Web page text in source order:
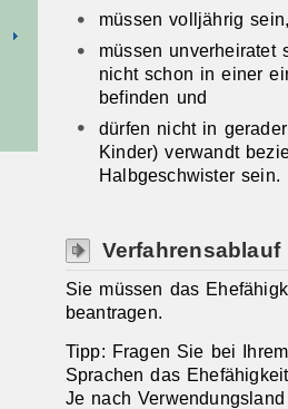
müssen volljährig
müssen unverheiratet
nicht schon in einer
befinden und
dürfen nicht in
Kinder) verwandt
Halbgeschwister sein.
Verfahrensablauf
Sie müssen das
beantragen.
Tipp: Fragen Sie bei
Sprachen das
Je nach